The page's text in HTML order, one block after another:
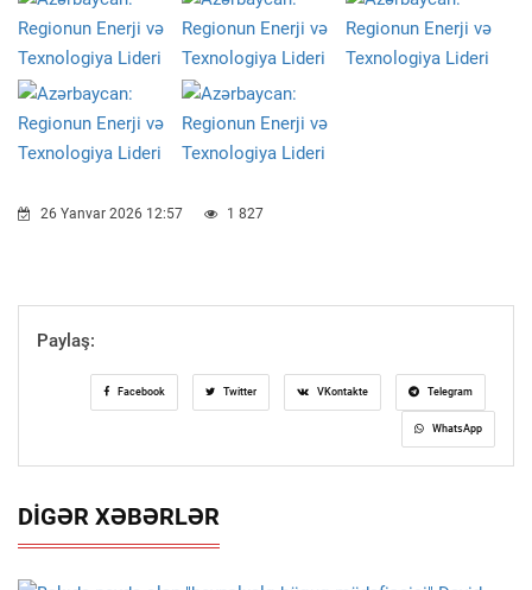
26 Yanvar 2026 12:57 1 827
Paylaş:
Facebook Twitter VKontakte Telegram
WhatsApp
DIGƏR XƏBƏRLƏR